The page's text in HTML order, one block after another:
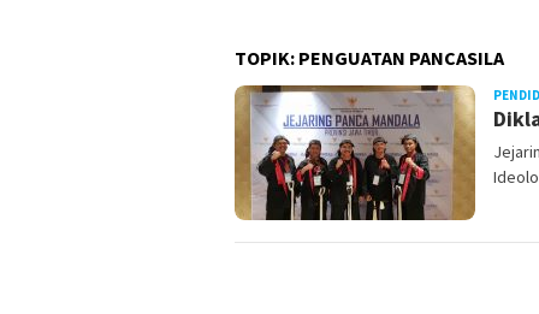
TOPIK: PENGUATAN PANCASILA